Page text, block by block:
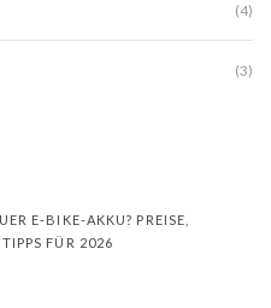
(4)
(3)
E-BIKE-AKKU? PREISE,
FÜR 2026